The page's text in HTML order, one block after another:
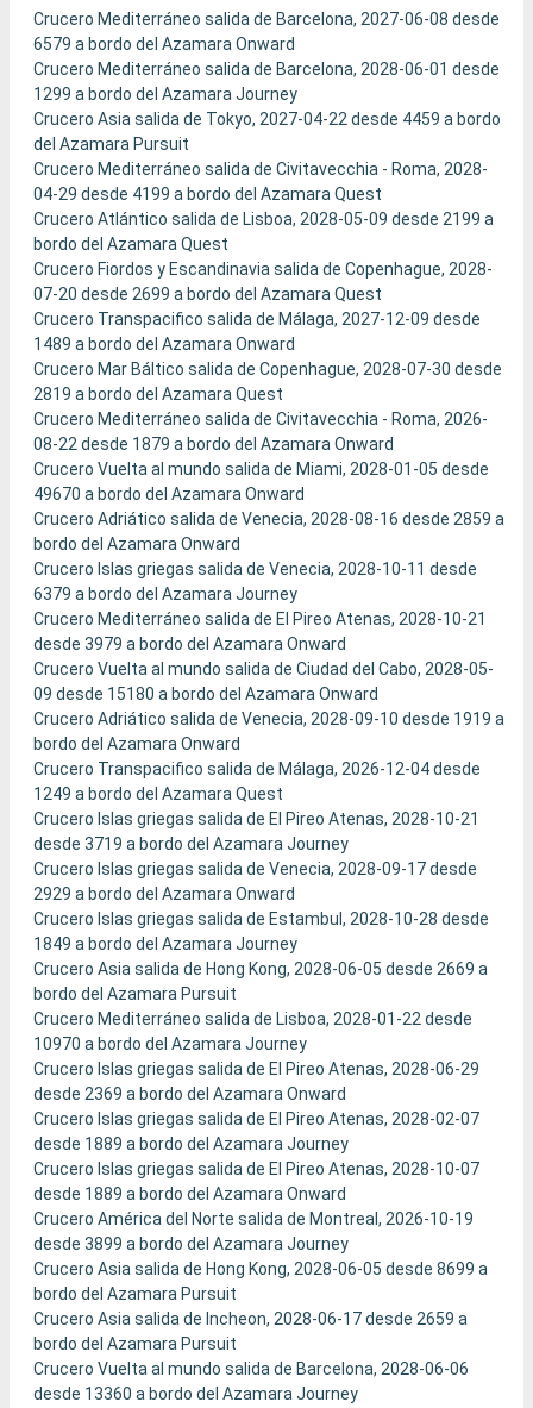
Crucero Mediterráneo salida de Barcelona, 2027-06-08 desde
6579 a bordo del Azamara Onward
Crucero Mediterráneo salida de Barcelona, 2028-06-01 desde
1299 a bordo del Azamara Journey
Crucero Asia salida de Tokyo, 2027-04-22 desde 4459 a bordo
del Azamara Pursuit
Crucero Mediterráneo salida de Civitavecchia - Roma, 2028-
04-29 desde 4199 a bordo del Azamara Quest
Crucero Atlántico salida de Lisboa, 2028-05-09 desde 2199 a
bordo del Azamara Quest
Crucero Fiordos y Escandinavia salida de Copenhague, 2028-
07-20 desde 2699 a bordo del Azamara Quest
Crucero Transpacifico salida de Málaga, 2027-12-09 desde
1489 a bordo del Azamara Onward
Crucero Mar Báltico salida de Copenhague, 2028-07-30 desde
2819 a bordo del Azamara Quest
Crucero Mediterráneo salida de Civitavecchia - Roma, 2026-
08-22 desde 1879 a bordo del Azamara Onward
Crucero Vuelta al mundo salida de Miami, 2028-01-05 desde
49670 a bordo del Azamara Onward
Crucero Adriático salida de Venecia, 2028-08-16 desde 2859 a
bordo del Azamara Onward
Crucero Islas griegas salida de Venecia, 2028-10-11 desde
6379 a bordo del Azamara Journey
Crucero Mediterráneo salida de El Pireo Atenas, 2028-10-21
desde 3979 a bordo del Azamara Onward
Crucero Vuelta al mundo salida de Ciudad del Cabo, 2028-05-
09 desde 15180 a bordo del Azamara Onward
Crucero Adriático salida de Venecia, 2028-09-10 desde 1919 a
bordo del Azamara Onward
Crucero Transpacifico salida de Málaga, 2026-12-04 desde
1249 a bordo del Azamara Quest
Crucero Islas griegas salida de El Pireo Atenas, 2028-10-21
desde 3719 a bordo del Azamara Journey
Crucero Islas griegas salida de Venecia, 2028-09-17 desde
2929 a bordo del Azamara Onward
Crucero Islas griegas salida de Estambul, 2028-10-28 desde
1849 a bordo del Azamara Journey
Crucero Asia salida de Hong Kong, 2028-06-05 desde 2669 a
bordo del Azamara Pursuit
Crucero Mediterráneo salida de Lisboa, 2028-01-22 desde
10970 a bordo del Azamara Journey
Crucero Islas griegas salida de El Pireo Atenas, 2028-06-29
desde 2369 a bordo del Azamara Onward
Crucero Islas griegas salida de El Pireo Atenas, 2028-02-07
desde 1889 a bordo del Azamara Journey
Crucero Islas griegas salida de El Pireo Atenas, 2028-10-07
desde 1889 a bordo del Azamara Onward
Crucero América del Norte salida de Montreal, 2026-10-19
desde 3899 a bordo del Azamara Journey
Crucero Asia salida de Hong Kong, 2028-06-05 desde 8699 a
bordo del Azamara Pursuit
Crucero Asia salida de Incheon, 2028-06-17 desde 2659 a
bordo del Azamara Pursuit
Crucero Vuelta al mundo salida de Barcelona, 2028-06-06
desde 13360 a bordo del Azamara Journey